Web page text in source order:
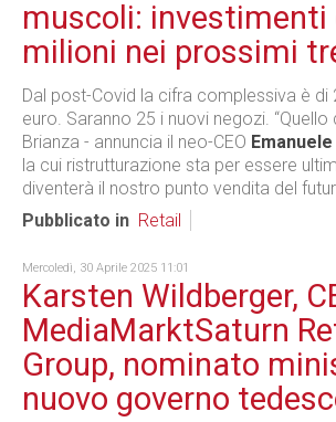
muscoli: investimenti
milioni nei prossimi
Dal post-Covid la cifra complessiva è di
euro. Saranno 25 i nuovi negozi. “Quello
Brianza - annuncia il neo-CEO
la cui ristrutturazione sta per essere
diventerà il nostro punto vendita del
Pubblicato in Retail
Mercoledì, 30 Aprile 2025 11:01
Karsten Wildberger,
MediaMarktSaturn
Group, nominato
nuovo governo